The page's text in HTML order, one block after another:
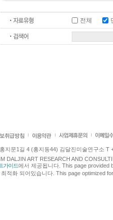
전체
지문1길 4 (홍지동44) 김달진미술연구소 T
DALJIN ART RESEARCH AND
가이드에서 제공됩니다. This page provided
적화 되어있습니다. This page optimized